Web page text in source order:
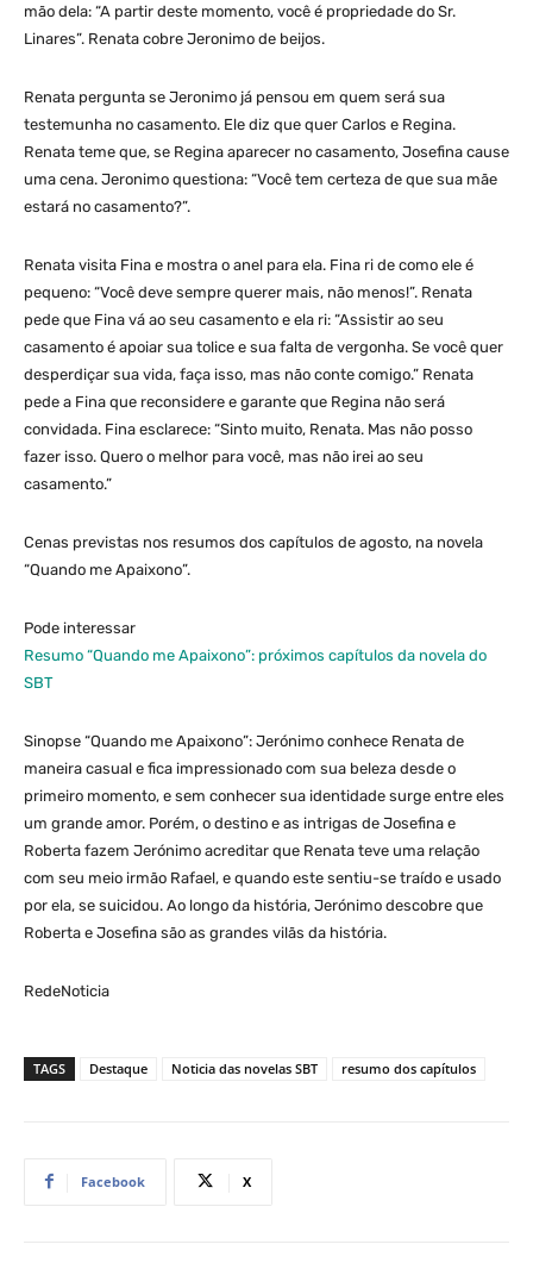
mão dela: “A partir deste momento, você é propriedade do Sr.
Linares”. Renata cobre Jeronimo de beijos.
Renata pergunta se Jeronimo já pensou em quem será sua
testemunha no casamento. Ele diz que quer Carlos e Regina.
Renata teme que, se Regina aparecer no casamento, Josefina cause
uma cena. Jeronimo questiona: “Você tem certeza de que sua mãe
estará no casamento?”.
Renata visita Fina e mostra o anel para ela. Fina ri de como ele é
pequeno: “Você deve sempre querer mais, não menos!”. Renata
pede que Fina vá ao seu casamento e ela ri: “Assistir ao seu
casamento é apoiar sua tolice e sua falta de vergonha. Se você quer
desperdiçar sua vida, faça isso, mas não conte comigo.” Renata
pede a Fina que reconsidere e garante que Regina não será
convidada. Fina esclarece: “Sinto muito, Renata. Mas não posso
fazer isso. Quero o melhor para você, mas não irei ao seu
casamento.”
Cenas previstas nos resumos dos capítulos de agosto, na novela
“Quando me Apaixono”.
Pode interessar
Resumo “Quando me Apaixono”: próximos capítulos da novela do
SBT
Sinopse “Quando me Apaixono”: Jerónimo conhece Renata de
maneira casual e fica impressionado com sua beleza desde o
primeiro momento, e sem conhecer sua identidade surge entre eles
um grande amor. Porém, o destino e as intrigas de Josefina e
Roberta fazem Jerónimo acreditar que Renata teve uma relação
com seu meio irmão Rafael, e quando este sentiu-se traído e usado
por ela, se suicidou. Ao longo da história, Jerónimo descobre que
Roberta e Josefina são as grandes vilãs da história.
RedeNoticia
TAGS Destaque Noticia das novelas SBT resumo dos capítulos
Facebook X